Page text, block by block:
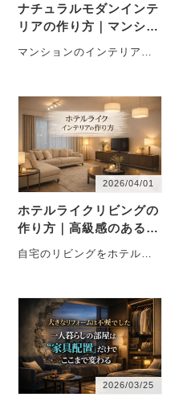
ナチュラルモダンインテ
リアの作り方｜マンショ
マンションのインテリアと
です。 ナチ・・・
2026/04/01
ホテルライクリビングの
作り方｜高級感のあるリ
ビングインテリア
自宅のリビングをホテルの
ないでしょうか。最・・・
2026/03/25